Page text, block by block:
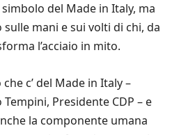
del Made in Italy, ma
mani e sui volti di chi, da
l’acciaio in mito.
c’ del Made in Italy –
Presidente CDP – e
la componente umana